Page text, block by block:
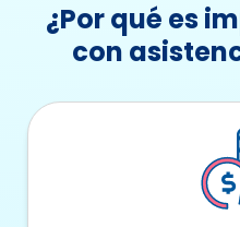
¿Por qué es
con